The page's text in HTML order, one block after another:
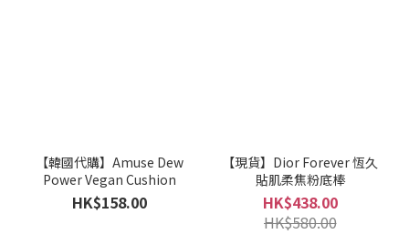
【韓國代購】Amuse Dew
Power Vegan Cushion
HK$158.00
【現貨】Dior Forever 恆久
貼肌柔焦粉底棒
HK$438.00
HK$580.00